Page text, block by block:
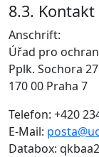
8.3.
Anschrift:
Úřad pro
Pplk. Sochora 27
170 00 Praha 7
Telefon: +420
E-Mail:
Databox: